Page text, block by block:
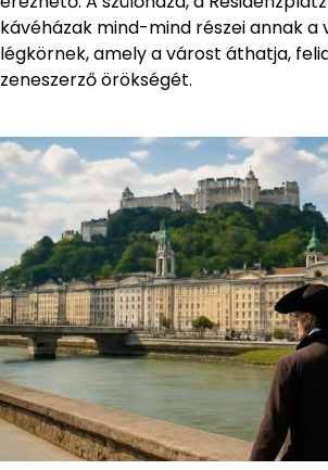
kávéházak mind-mind részei annak a
légkörnek, amely a várost áthatja,
zeneszerző örökségét.